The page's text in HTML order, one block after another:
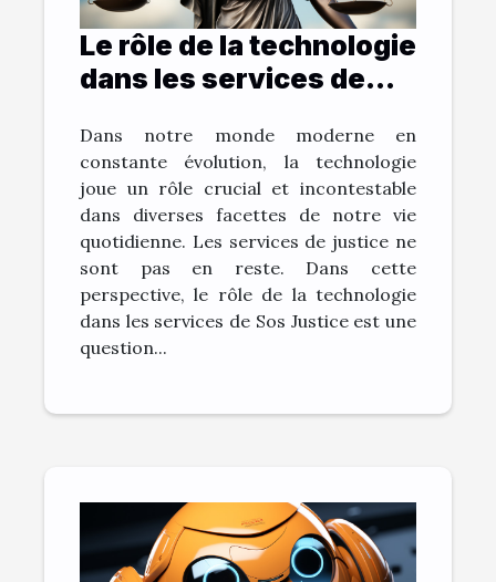
Le rôle de la technologie
dans les services de
Dans notre monde moderne en
constante évolution, la technologie
joue un rôle crucial et incontestable
dans diverses facettes de notre vie
quotidienne. Les services de justice ne
sont pas en reste. Dans cette
perspective, le rôle de la technologie
dans les services de Sos Justice est une
question...